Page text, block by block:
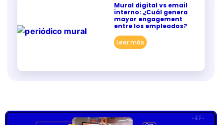
Mural digital vs email
interno: ¿Cuál genera
mayor engagement
entre los empleados?
Leer más